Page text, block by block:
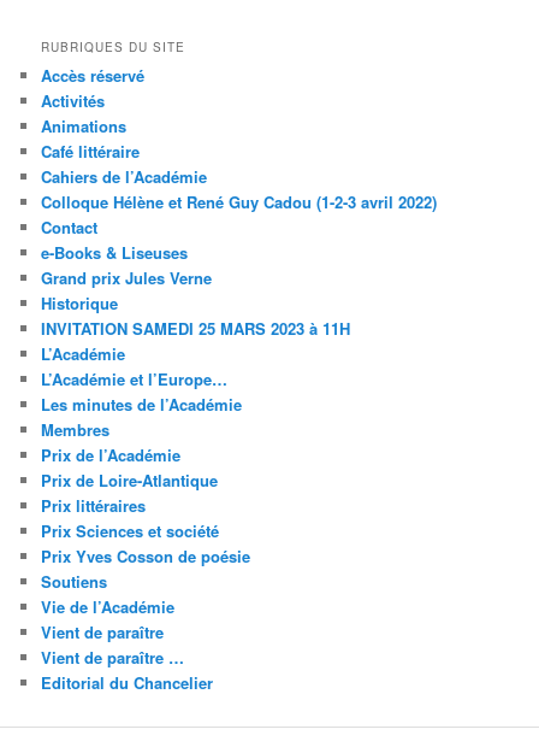
RUBRIQUES DU SITE
Accès réservé
Activités
Animations
Café littéraire
Cahiers de l’Académie
Colloque Hélène et René Guy Cadou (1-2-3 avril 2022)
Contact
e-Books & Liseuses
Grand prix Jules Verne
Historique
INVITATION SAMEDI 25 MARS 2023 à 11H
L’Académie
L’Académie et l’Europe…
Les minutes de l’Académie
Membres
Prix de l’Académie
Prix de Loire-Atlantique
Prix littéraires
Prix Sciences et société
Prix Yves Cosson de poésie
Soutiens
Vie de l’Académie
Vient de paraître
Vient de paraître …
Editorial du Chancelier